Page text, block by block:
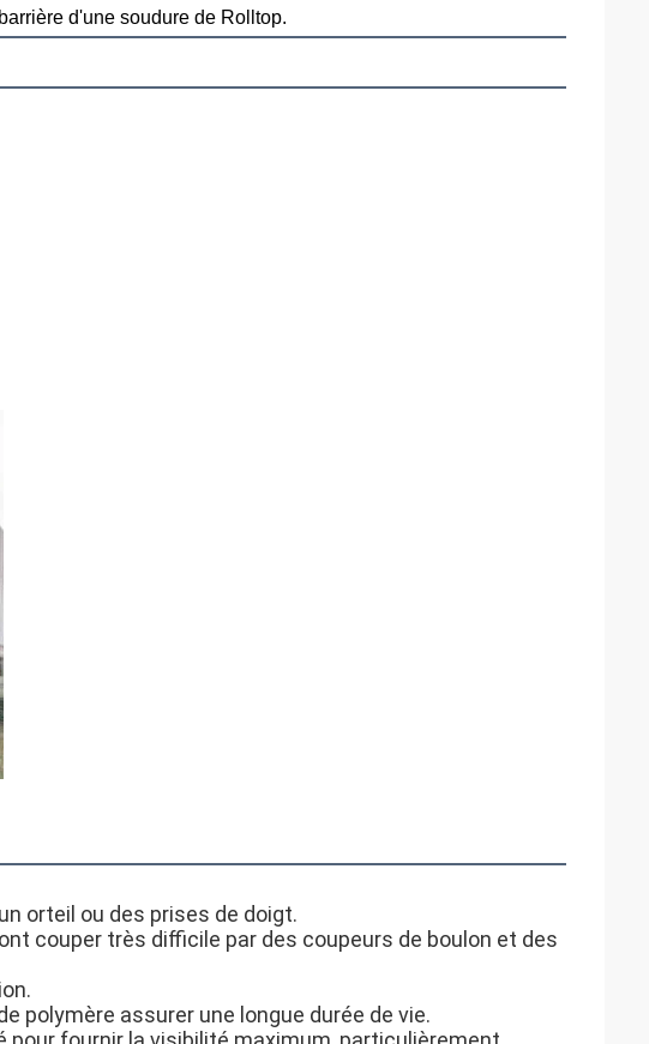
d'une soudure de Rolltop.
orteil ou des prises de doigt.
couper très difficile par des coupeurs de boulon et des
polymère assurer une longue durée de vie.